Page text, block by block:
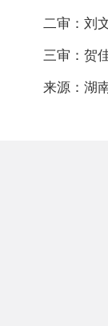
二审：刘
三审：贺
来源：湖